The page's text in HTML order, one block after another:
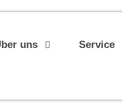
uns Service